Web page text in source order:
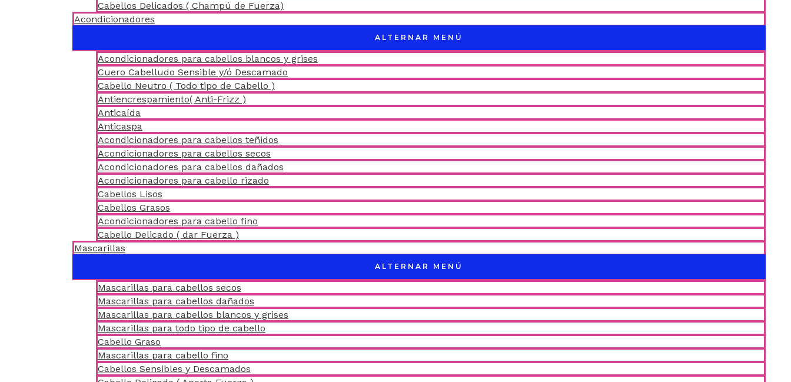
Cabellos Delicados ( Champú de Fuerza)
Acondicionadores
ALTERNAR MENÚ
Acondicionadores para cabellos blancos y grises
Cuero Cabelludo Sensible y/ó Descamado
Cabello Neutro ( Todo tipo de Cabello )
Antiencrespamiento( Anti-Frizz )
Anticaída
Anticaspa
Acondicionadores para cabellos teñidos
Acondicionadores para cabellos secos
Acondicionadores para cabellos dañados
Acondicionadores para cabello rizado
Cabellos Lisos
Cabellos Grasos
Acondicionadores para cabello fino
Cabello Delicado ( dar Fuerza )
Mascarillas
ALTERNAR MENÚ
Mascarillas para cabellos secos
Mascarillas para cabellos dañados
Mascarillas para cabellos blancos y grises
Mascarillas para todo tipo de cabello
Cabello Graso
Mascarillas para cabello fino
Cabellos Sensibles y Descamados